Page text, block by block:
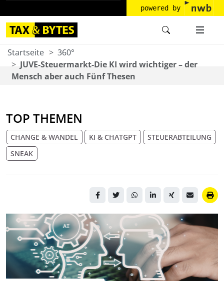
powered by
Startseite
360°
JUVE-Steuermarkt-Die KI wird wichtiger – der
Mensch aber auch Fünf Thesen
TOP THEMEN
CHANGE & WANDEL KI & CHATGPT
STEUERABTEILUNG
SNEAK
Hände tippen auf
beleuchteter Tastatur,
darüber stilisierte KI- und
Profil-Symbole mit
Zahnrädern und Pfeilen